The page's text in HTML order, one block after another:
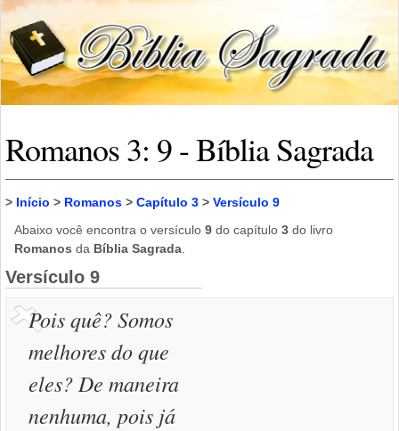
Romanos 3: 9 - Bíblia Sagrada
> Início > Romanos > Capítulo 3 > Versículo 9
Abaixo você encontra o versículo 9 do capítulo 3 do livro
Romanos da Bíblia Sagrada
Versículo 9
Pois quê? Somos
melhores do que
eles? De maneira
nenhuma, pois já